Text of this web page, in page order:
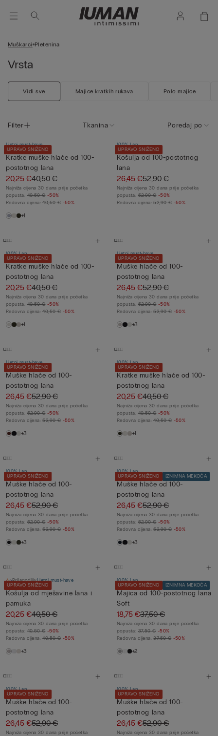
Muškarci Pletenina
Vrsta
Vidi sve Majice kratkih rukava Polo majice
Filter Tkanina Poredaj po
UPRAVO SNIŽENO
Ljetni must-have
Kratke muške hlače od 100-
postotnog lana
20,25 €40,50 €
Najniža cijena 30 dana prije početka
popusta:40,50 € -50%
Redovna cijena:40,50 € -50%
+1
UPRAVO SNIŽENO
100% Lan
Košulja od 100-postotnog
lana
26,45 €52,90 €
Najniža cijena 30 dana prije početka
popusta:52,90 € -50%
Redovna cijena:52,90 € -50%
UPRAVO SNIŽENO
100% Lan
Kratke muške hlače od 100-
postotnog lana
20,25 €40,50 €
Najniža cijena 30 dana prije početka
popusta:40,50 € -50%
Redovna cijena:40,50 € -50%
+1
UPRAVO SNIŽENO
Ljetni must-have
Muške hlače od 100-
postotnog lana
26,45 €52,90 €
Najniža cijena 30 dana prije početka
popusta:52,90 € -50%
Redovna cijena:52,90 € -50%
+3
UPRAVO SNIŽENO
Ljetni must-have
Muške hlače od 100-
postotnog lana
26,45 €52,90 €
Najniža cijena 30 dana prije početka
popusta:52,90 € -50%
Redovna cijena:52,90 € -50%
+3
UPRAVO SNIŽENO
100% Lan
Kratke muške hlače od 100-
postotnog lana
20,25 €40,50 €
Najniža cijena 30 dana prije početka
popusta:40,50 € -50%
Redovna cijena:40,50 € -50%
+1
UPRAVO SNIŽENO
100% Lan
Muške hlače od 100-
postotnog lana
26,45 €52,90 €
Najniža cijena 30 dana prije početka
popusta:52,90 € -50%
Redovna cijena:52,90 € -50%
+3
UPRAVO SNIŽENO IZNIMNA MEKOĆA
100% Lan
Muške hlače od 100-
postotnog lana
26,45 €52,90 €
Najniža cijena 30 dana prije početka
popusta:52,90 € -50%
Redovna cijena:52,90 € -50%
+3
UPRAVO SNIŽENO
PrilagodljivLjetni must-have
Košulja od mješavine lana i
pamuka
20,25 €40,50 €
Najniža cijena 30 dana prije početka
popusta:40,50 € -50%
Redovna cijena:40,50 € -50%
+3
UPRAVO SNIŽENO IZNIMNA MEKOĆA
100% Lan
Majica od 100-postotnog lana
Soft
18,75 €37,50 €
Najniža cijena 30 dana prije početka
popusta:37,50 € -50%
Redovna cijena:37,50 € -50%
+2
UPRAVO SNIŽENO
100% Lan
Muške hlače od 100-
postotnog lana
26,45 €52,90 €
Najniža cijena 30 dana prije početka
UPRAVO SNIŽENO
100% Lan
Muške hlače od 100-
postotnog lana
26,45 €52,90 €
Najniža cijena 30 dana prije početka